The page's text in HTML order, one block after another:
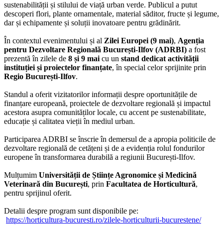
sustenabilității și stilului de viață urban verde. Publicul a putut
descoperi flori, plante ornamentale, material săditor, fructe și legume,
dar și echipamente și soluții inovatoare pentru grădinărit.
În contextul evenimentului și al Zilei Europei (9 mai), Agenția
pentru Dezvoltare Regională București-Ilfov (ADRBI) a fost
prezentă în zilele de 8 și 9 maicu un stand dedicat activității
instituției și proiectelor finanțate, în special celor sprijinite prin
Regio București-Ilfov.
Standul a oferit vizitatorilor informații despre oportunitățile de
finanțare europeană, proiectele de dezvoltare regională și impactul
acestora asupra comunităților locale, cu accent pe sustenabilitate,
educație și calitatea vieții în mediul urban.
Participarea ADRBI se înscrie în demersul de a apropia politicile de
dezvoltare regională de cetățeni și de a evidenția rolul fondurilor
europene în transformarea durabilă a regiunii București-Ilfov.
Mulțumim Universității de Științe Agronomice și Medicină
Veterinară din București, prin Facultatea de Horticultură,
pentru sprijinul oferit.
Detalii despre program sunt disponibile pe:
https://horticultura-bucuresti.ro/zilele-horticulturii-bucurestene/